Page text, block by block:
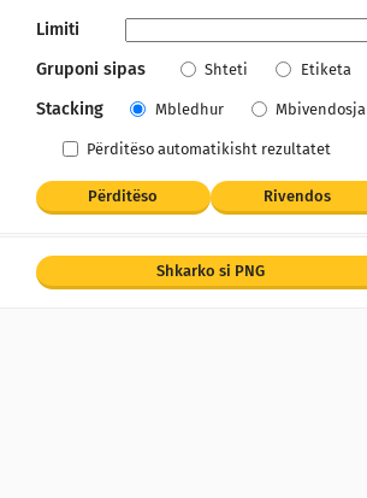
Limiti
Gruponi sipas
Shteti Etiketa
Stacking Mbledhur Mbivendosja
Përditëso automatikisht rezultatet
Përditëso Rivendos
Shkarko si PNG